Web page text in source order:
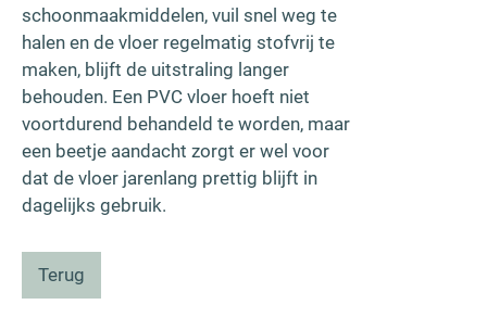
schoonmaakmiddelen, vuil snel weg te
halen en de vloer regelmatig stofvrij te
maken, blijft de uitstraling langer
behouden. Een PVC vloer hoeft niet
voortdurend behandeld te worden, maar
een beetje aandacht zorgt er wel voor
dat de vloer jarenlang prettig blijft in
dagelijks gebruik.
Terug